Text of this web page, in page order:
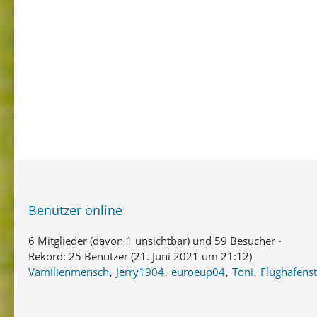
Benutzer online
6 Mitglieder (davon 1 unsichtbar) und 59 Besucher
Rekord: 25 Benutzer (21. Juni 2021 um 21:12)
Vamilienmensch Jerry1904 euroeup04 Toni